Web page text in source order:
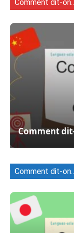
Comment dit-
Comment
Comment dit-